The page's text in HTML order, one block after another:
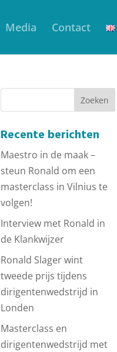
Media Contact
Recente berichten
Maestro in de maak –
steun Ronald om een
masterclass in Vilnius te
volgen!
Interview met Ronald in
de Klankwijzer
Ronald Slager wint
tweede prijs tijdens
dirigentenwedstrijd in
Londen
Masterclass en
dirigentenwedstrijd met